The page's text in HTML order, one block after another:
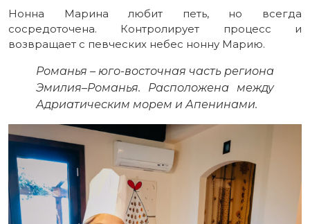
Нонна Марина любит петь, но всегда
сосредоточена. Контролирует процесс и
возвращает с певческих небес нонну Марию.
Романья – юго-восточная часть региона
Эмилия–Романья. Расположена между
Адриатическим морем и Апенинами.